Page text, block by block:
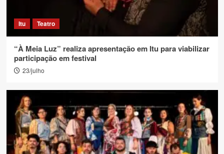
Itu Teatro
“À Meia Luz” realiza apresentação em Itu para viabilizar
participação em festival
23/julho